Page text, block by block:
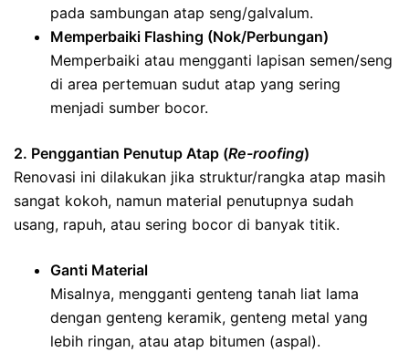
pada sambungan atap seng/galvalum.
Memperbaiki Flashing (Nok/Perbungan)
Memperbaiki atau mengganti lapisan semen/seng
di area pertemuan sudut atap yang sering
menjadi sumber bocor.
2. Penggantian Penutup Atap (Re-roofing)
Renovasi ini dilakukan jika struktur/rangka atap masih
sangat kokoh, namun material penutupnya sudah
usang, rapuh, atau sering bocor di banyak titik.
Ganti Material
Misalnya, mengganti genteng tanah liat lama
dengan genteng keramik, genteng metal yang
lebih ringan, atau atap bitumen (aspal).